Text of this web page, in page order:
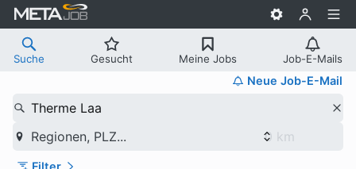
Suche Gesucht Meine Jobs Job-E-Mails
Neue Job-E-Mail
Therme Laa
Regionen, PLZ...